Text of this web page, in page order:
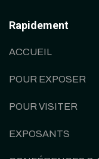
Rapidement
ACCUEIL
POUR EXPOSER
POUR VISITER
EXPOSANTS